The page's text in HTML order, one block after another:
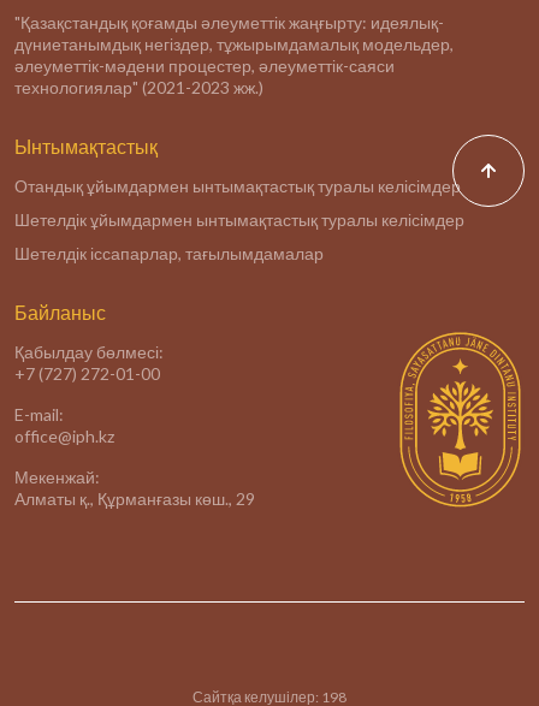
"Қазақстандық қоғамды әлеуметтік жаңғырту: идеялық-
дүниетанымдық негіздер, тұжырымдамалық модельдер,
әлеуметтік-мәдени процестер, әлеуметтік-саяси
технологиялар" (2021-2023 жж.)
Ынтымақтастық
Отандық ұйымдармен ынтымақтастық туралы келісімдер
Шетелдік ұйымдармен ынтымақтастық туралы келісімдер
Шетелдік іссапарлар, тағылымдамалар
Байланыс
Қабылдау бөлмесі:
+7 (727) 272-01-00
E-mail:
office@iph.kz
Мекенжай:
Алматы қ., Құрманғазы көш., 29
Сайтқа келушілер: 198